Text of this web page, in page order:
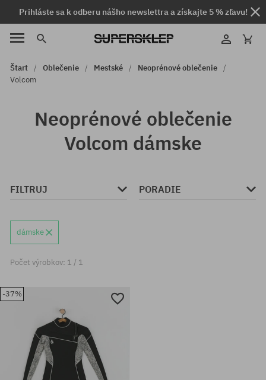
Prihláste sa k odberu nášho newslettra a získajte 5 % zľavu!
Štart Oblečenie Mestské
Neoprénové oblečenie
Volcom
Neoprénové oblečenie
Volcom dámske
FILTRUJ PORADIE
dámske
Počet výrobkov: 1 / 1
-37%